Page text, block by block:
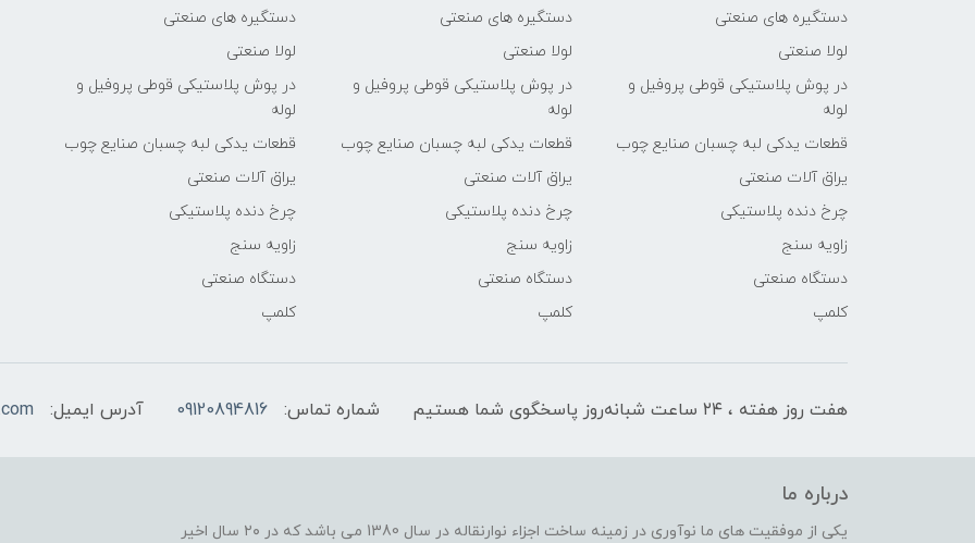
دستگیره های صنعتی
لولا صنعتی
در پوش پلاستیکی قوطی پروفیل و
لوله
قطعات یدکی لبه چسبان صنایع چوب
یراق آلات صنعتی
چرخ دنده پلاستیکی
زاویه سنج
دستگاه صنعتی
کلمپ
دستگیره های صنعتی
لولا صنعتی
در پوش پلاستیکی قوطی پروفیل و
لوله
قطعات یدکی لبه چسبان صنایع چوب
یراق آلات صنعتی
چرخ دنده پلاستیکی
زاویه سنج
دستگاه صنعتی
کلمپ
دستگیره های صنعتی
لولا صنعتی
در پوش پلاستیکی قوطی پروفیل و
لوله
قطعات یدکی لبه چسبان صنایع چوب
یراق آلات صنعتی
چرخ دنده پلاستیکی
زاویه سنج
دستگاه صنعتی
کلمپ
هفت روز هفته ، ۲۴ ساعت شبانه‌روز پاسخگوی شما هستیم شماره تماس: 09120894816 آدرس ایمیل:
درباره ما
یکی از موفقیت های ما نوآوری در زمینه ساخت اجزاء نوارنقاله در سال 1380 می باشد که در ۲۰ سال اخیر